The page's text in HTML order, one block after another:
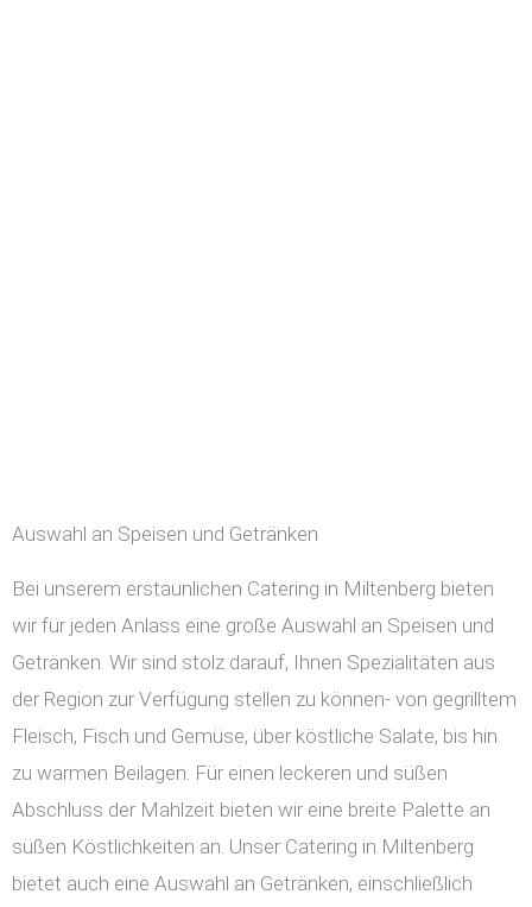
Auswahl an Speisen und Getränken
Bei unserem erstaunlichen Catering in Miltenberg bieten
wir für jeden Anlass eine große Auswahl an Speisen und
Getränken. Wir sind stolz darauf, Ihnen Spezialitäten aus
der Region zur Verfügung stellen zu können- von gegrilltem
Fleisch, Fisch und Gemüse, über köstliche Salate, bis hin
zu warmen Beilagen. Für einen leckeren und süßen
Abschluss der Mahlzeit bieten wir eine breite Palette an
süßen Köstlichkeiten an. Unser Catering in Miltenberg
bietet auch eine Auswahl an Getränken, einschließlich